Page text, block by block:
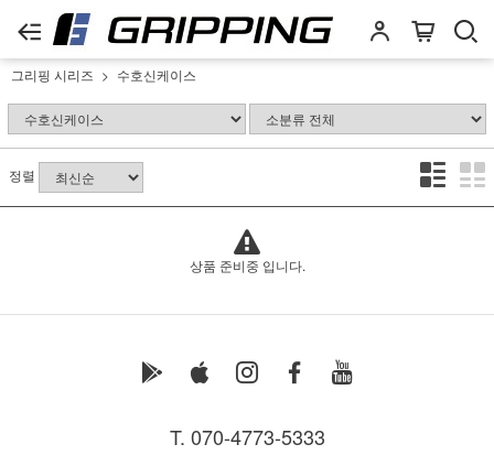
그리핑 시리즈 수호신케이스
정렬
상품 준비중 입니다.
T. 070-4773-5333